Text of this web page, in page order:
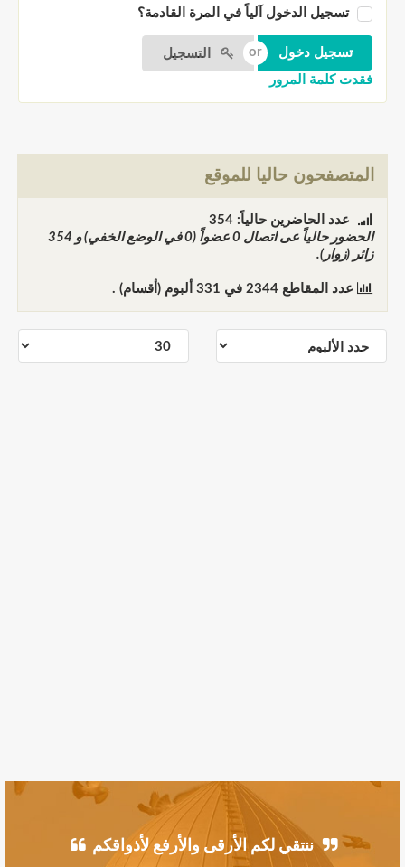
تسجيل الدخول آلياً في المرة القادمة؟
التسجيل
فقدت كلمة المرور
المتصفحون حاليا للموقع
عدد الحاضرين حالياً: 354
الحضور حالياً عى اتصال 0 عضواً (0 في الوضع الخفي) و
354
زائر (زوار).
عدد المقاطع2344 في 331 ألبوم (أقسام) .
ننتقي لكم الأرقى والأرفع لأذواقكم